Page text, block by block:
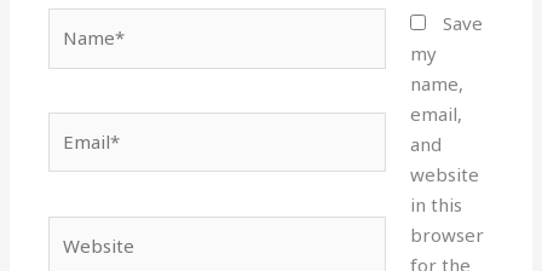
Save
my
name,
email,
and
website
in this
browser
for the